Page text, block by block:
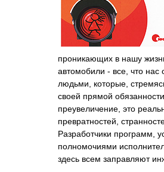
проникающих в нашу
автомобили - все, что нас
людьми, которые,
своей прямой
преувеличение, это
превратностей,
Разработчики программ,
полномочиями
здесь всем заправляют